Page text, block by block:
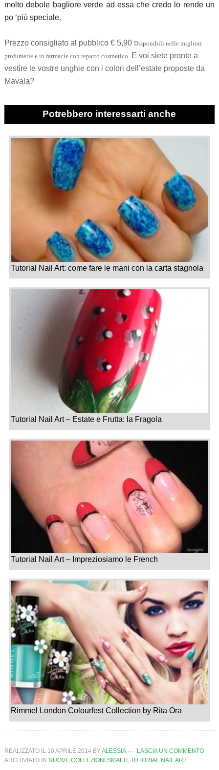
molto debole bagliore verde ad essa che credo lo rende un
po ‘più speciale.
Prezzo consigliato al pubblico € 5,90 Disponibili nelle migliori
profumerie e in farmacie con reparto cosmetico. E voi siete pronte a
vestire le vostre unghie con i colori dell’estate proposte da
Mavala?
Potrebbero interessarti anche
Tutorial Nail Art: come fare le mani con la carta stagnola
Tutorial Nail Art – Estate e Frutta: la Fragola
Tutorial Nail Art – Impreziosiamo le French
Rimmel London Colourfest Collection by Rita Ora
REALIZZATO IL 10 APRILE 2014BYALESSIA
LASCIA UN COMMENTO
ARCHIVIATO IN:NUOVE COLLEZIONI SMALTI , TUTORIAL NAIL ART